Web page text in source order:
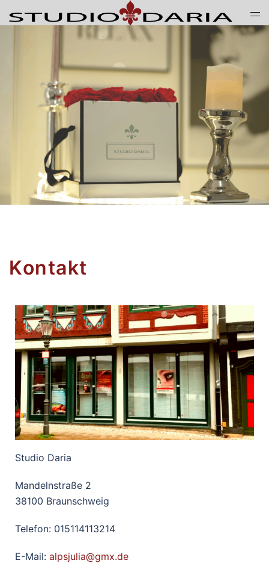
Kontakt
Studio Daria
Mandelnstraße 2
38100 Braunschweig
Telefon: 015114113214
E-Mail: alpsjulia@gmx.de